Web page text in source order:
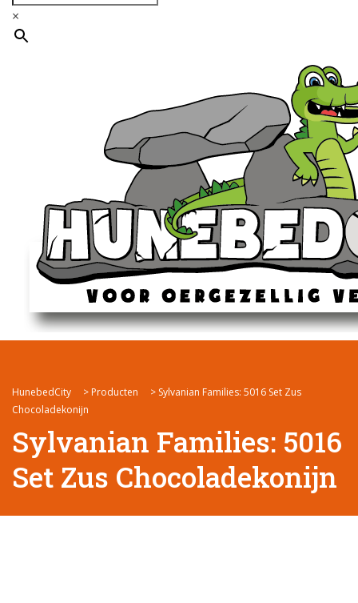
×
HunebedCity > Producten > Sylvanian Families: 5016 Set Zus
Chocoladekonijn
Sylvanian Families: 5016
Set Zus Chocoladekonijn